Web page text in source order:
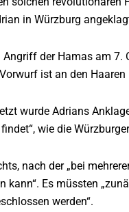
in Würzburg
der Hamas am
ist an den Haaren
wurde Adrians
wie die
nach der „bei
Es müssten
werden“.